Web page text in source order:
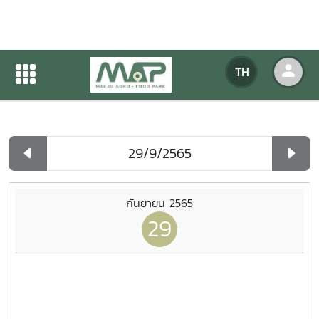
TH
ปฏิทินกิจกรรมของหน่วยงาน
ปฏิทินกิจกรรมของหน่วยงาน
กันยายน 2565
29